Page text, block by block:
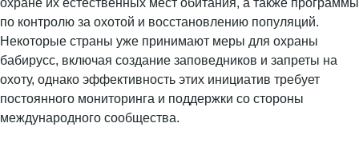
охране их естественных мест обитания, а также программы
по контролю за охотой и восстановлению популяций.
Некоторые страны уже принимают меры для охраны
бабирусс, включая создание заповедников и запреты на
охоту, однако эффективность этих инициатив требует
постоянного мониторинга и поддержки со стороны
международного сообщества.